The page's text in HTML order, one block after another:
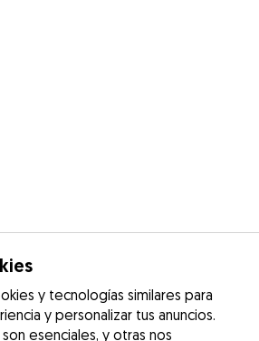
y tecnologías similares para
y personalizar tus anuncios.
esenciales, y otras nos